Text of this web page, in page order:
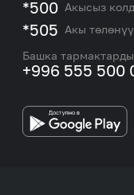
Номерди тандоо
M2M
Корпоративдик
боюнча бөлүмдүн
маалыматтары.
Тармакты камтуу
MEGAда иште
MEGA бренди
*500 Акысыз
*505 Акы
Башка
+996 555 500